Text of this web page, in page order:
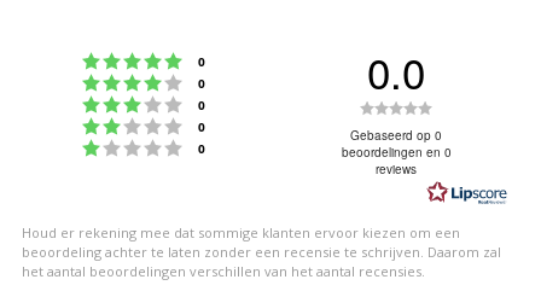
Beoordeling: 5 uit 5 sterren
0
Beoordeling: 4 uit 5 sterren
0
Beoordeling: 3 uit 5 sterren
0
Beoordeling: 2 uit 5 sterren
0
Beoordeling: 1 uit 5 sterren
0
0.0
0.0
uit
5
Gebaseerd op 0
beoordelingen en 0
reviews
Houd er rekening mee dat sommige klanten ervoor kiezen om een
beoordeling achter te laten zonder een recensie te schrijven. Daarom zal
het aantal beoordelingen verschillen van het aantal recensies.